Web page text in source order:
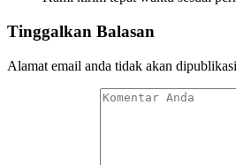
Tinggalkan Balasan
Alamat email anda tidak akan